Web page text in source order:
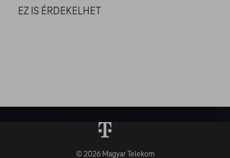
EZ IS ÉRDEKELHET
© 2026 Magyar Telekom